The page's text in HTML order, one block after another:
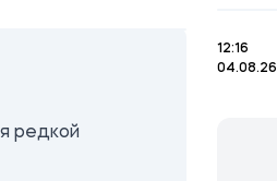
редкой
12:16
04.08.26